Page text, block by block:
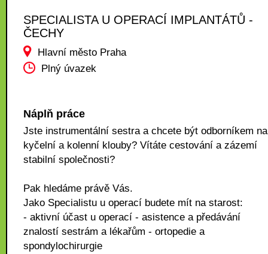
SPECIALISTA U OPERACÍ IMPLANTÁTŮ -
ČECHY
Hlavní město Praha
Plný úvazek
Náplň práce
Jste instrumentální sestra a chcete být odborníkem na
kyčelní a kolenní klouby? Vítáte cestování a zázemí
stabilní společnosti?
Pak hledáme právě Vás.
Jako Specialistu u operací budete mít na starost:
- aktivní účast u operací - asistence a předávání
znalostí sestrám a lékařům - ortopedie a
spondylochirurgie